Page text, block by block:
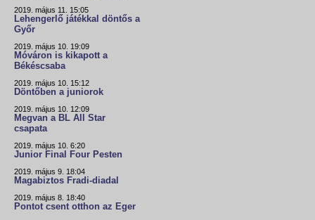
2019. május 11. 15:05
Lehengerlő játékkal döntős a
Győr
2019. május 10. 19:09
Móváron is kikapott a
Békéscsaba
2019. május 10. 15:12
Döntőben a juniorok
2019. május 10. 12:09
Megvan a BL All Star
csapata
2019. május 10. 6:20
Junior Final Four Pesten
2019. május 9. 18:04
Magabiztos Fradi-diadal
2019. május 8. 18:40
Pontot csent otthon az Eger